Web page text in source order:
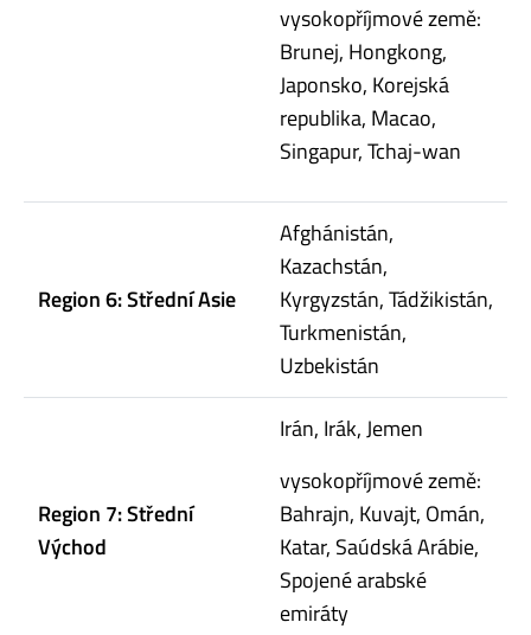
vysokopříjmové země:
Brunej, Hongkong,
Japonsko, Korejská
republika, Macao,
Singapur, Tchaj-wan
Region 6: Střední Asie
Afghánistán,
Kazachstán,
Kyrgyzstán, Tádžikistán,
Turkmenistán,
Uzbekistán
Region 7: Střední
Východ
Irán, Irák, Jemen
vysokopříjmové země:
Bahrajn, Kuvajt, Omán,
Katar, Saúdská Arábie,
Spojené arabské
emiráty